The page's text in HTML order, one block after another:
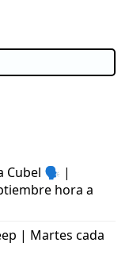
Cubel 🗣️ |
hora a
| Martes cada